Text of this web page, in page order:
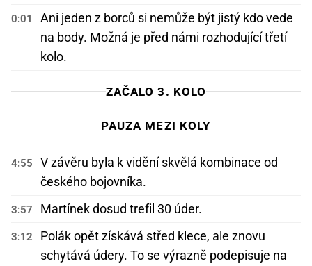
0:01
Ani jeden z borců si nemůže být jistý kdo vede
na body. Možná je před námi rozhodující třetí
kolo.
ZAČALO 3. KOLO
PAUZA MEZI KOLY
4:55
V závěru byla k vidění skvělá kombinace od
českého bojovníka.
3:57 Martínek dosud trefil 30 úder.
3:12
Polák opět získává střed klece, ale znovu
schytává údery. To se výrazně podepisuje na